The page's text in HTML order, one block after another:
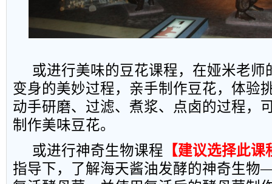
或进行美味的豆花课程，在娅米老师
变身的美妙过程，亲手制作豆花，体验
动手研磨、过滤、煮浆、点卤的过程，
制作美味豆花。
或进行神奇生物课程 【建议选择此课
指导下，了解海天酱油发酵的神奇生